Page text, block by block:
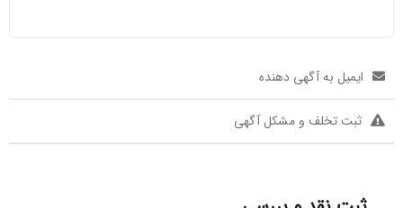
ایمیل به آگهی دهنده
ثبت تخلف و مشکل آگهی